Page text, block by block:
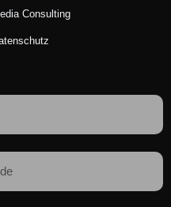
Consulting